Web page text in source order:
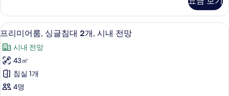
대
개,
시
내
전
망
룸,
킹
사
즈
침
대
개,
프
리
미
어
룸,
8
프리미어룸, 싱글침대 2개, 시내 전망
시내 전망
43㎡
침실 1개
4명